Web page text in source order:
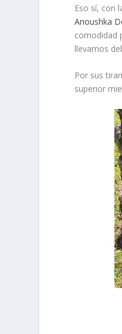
Eso sí, con
Anoushka
comodidad
llevamos
Por sus
superior